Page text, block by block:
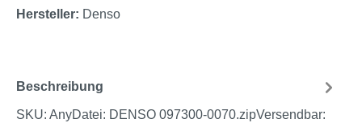
Hersteller: Denso
Beschreibung
SKU: AnyDatei: DENSO 097300-0070.zipVersendbar: